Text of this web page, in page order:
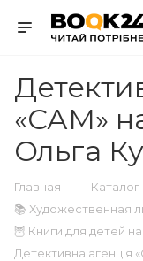
«САМ»
Ольга
Главная — Каталог
📚 Художественная
🦉 Книги для детей
Детективна агенція